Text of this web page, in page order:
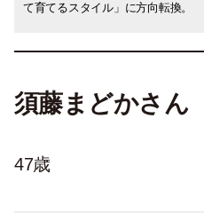
て育てるスタイル」に方向転換。
ーに。
るそう。
須藤まどかさん
47歳